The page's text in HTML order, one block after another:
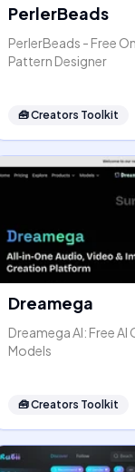
PerlerBeads
PerlerBeads - Free
Pattern Designer
🧰Creators Toolkit
Dreamega
Dreamega AI: Free
Models
🧰Creators Toolkit